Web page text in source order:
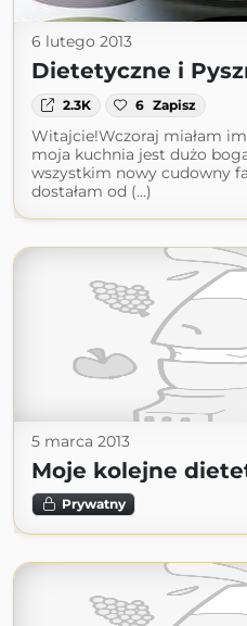
6 lutego 2013
Dietetyczne i
2.3K 6 Zapisz
Witajcie!Wczoraj miałam
moja kuchnia jest dużo
wszystkim nowy cudowny
dostałam od (...)
5 marca 2013
Moje kolejne
Prywatny